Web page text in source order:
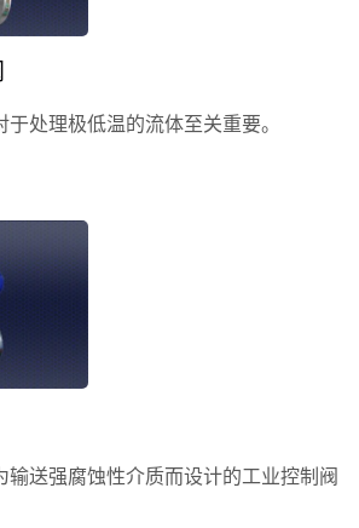
处理极低温的流体至关重要。
输送强腐蚀性介质而设计的工业控制阀